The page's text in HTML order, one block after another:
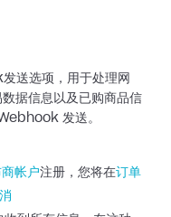
送选项，用于处理网
据信息以及已购商品信
Webhook 发送。
帐户注册，您将在订单